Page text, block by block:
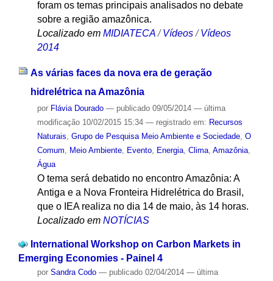
foram os temas principais analisados no debate
sobre a região amazônica.
Localizado em MIDIATECA /Vídeos /Vídeos
2014
As várias faces da nova era de geração
hidrelétrica na Amazônia
por Flávia Dourado — publicado09/05/2014 — última
modificação10/02/2015 15:34 — registrado em: Recursos
Naturais, Grupo de Pesquisa Meio Ambiente e Sociedade, O
Comum, Meio Ambiente, Evento, Energia, Clima, Amazônia,
Água
O tema será debatido no encontro Amazônia: A
Antiga e a Nova Fronteira Hidrelétrica do Brasil,
que o IEA realiza no dia 14 de maio, às 14 horas.
Localizado em NOTÍCIAS
International Workshop on Carbon Markets in
Emerging Economies - Painel 4
por Sandra Codo — publicado02/04/2014 — última